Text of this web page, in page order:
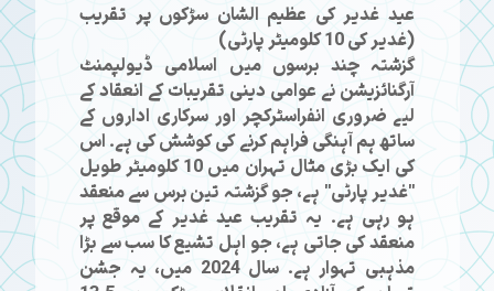
عید غدیر کی عظیم الشان سڑکوں پر تقریب
(غدیر کی 10 کلومیٹر پارٹی)
گزشتہ چند برسوں میں اسلامی ڈیولپمنٹ
آرگنائزیشن نے عوامی دینی تقریبات کے انعقاد کے
لیے ضروری انفراسٹرکچر اور سرکاری اداروں کے
ساتھ ہم آہنگی فراہم کرنے کی کوشش کی ہے۔ اس
کی ایک بڑی مثال تہران میں 10 کلومیٹر طویل
"غدیر پارٹی" ہے، جو گزشتہ تین برس سے منعقد
ہو رہی ہے۔ یہ تقریب عید غدیر کے موقع پر
منعقد کی جاتی ہے، جو اہل تشیع کا سب سے بڑا
مذہبی تہوار ہے۔ سال 2024 میں، یہ جشن